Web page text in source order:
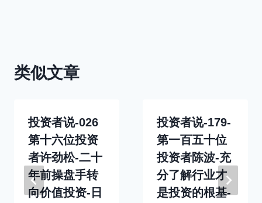
类似文章
投资者说-026
第十六位投资
者许劲松-二十
年前操盘手转
向价值投资-日
投资者说-179-
第一百五十位
投资者陈波-充
分了解行业才
是投资的根基-